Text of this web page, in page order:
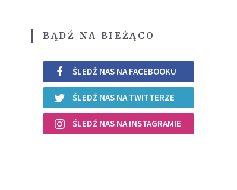
BĄDŹ NA BIEŻĄCO
ŚLEDŹ NAS NA FACEBOOKU
ŚLEDŹ NAS NA TWITTERZE
ŚLEDŹ NAS NA INSTAGRAMIE